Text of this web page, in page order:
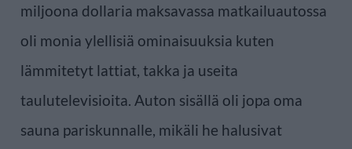
miljoona dollaria maksavassa matkailuautossa
oli monia ylellisiä ominaisuuksia kuten
lämmitetyt lattiat, takka ja useita
taulutelevisioita. Auton sisällä oli jopa oma
sauna pariskunnalle, mikäli he halusivat